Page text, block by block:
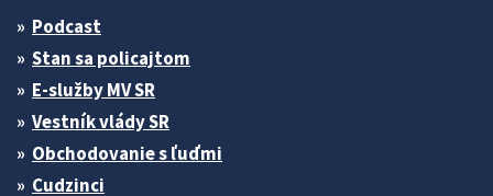
Podcast
Stan sa policajtom
E-služby MV SR
Vestník vlády SR
Obchodovanie s ľuďmi
Cudzinci